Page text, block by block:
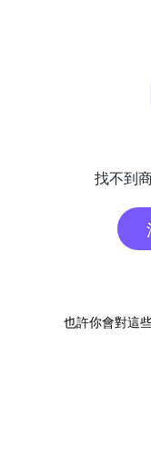
找不到
也許你會對這